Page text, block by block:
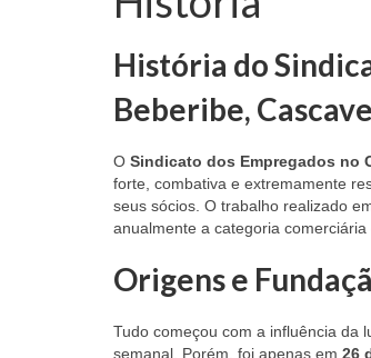
História do
Beberibe,
O Sindicato dos Empregados no
forte, combativa e extremamente
seus sócios. O trabalho realizado
anualmente a categoria
Origens e
Tudo começou com a influência da
semanal. Porém, foi apenas em 26